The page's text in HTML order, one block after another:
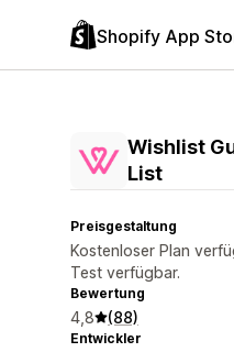
Shopify App
Wishlist
List
Preisgestaltung
Kostenloser Plan
Test verfügbar.
Bewertung
4,8 (88)
Entwickler